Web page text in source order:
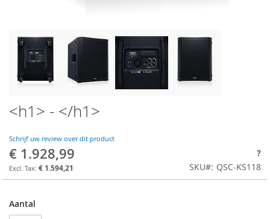
<h1> - </h1>
Schrijf uw review over dit product
€ 1.928,99
€ 1.594,21
?
SKU
QSC-KS118
Aantal